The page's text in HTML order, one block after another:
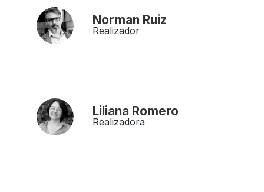
Norman Ruiz
Realizador
Liliana Romero
Realizadora